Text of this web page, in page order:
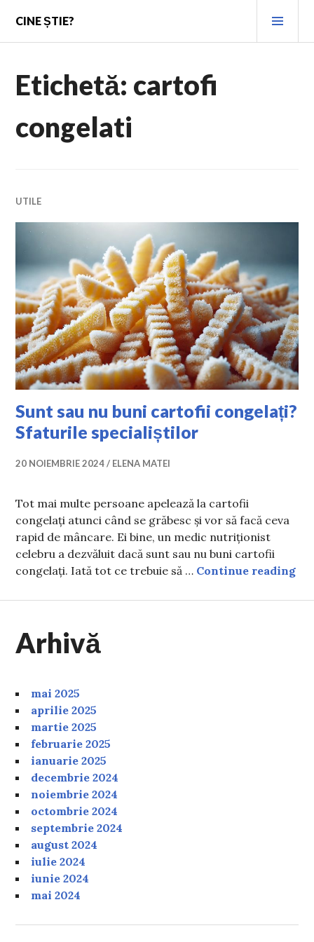
content
CINE ȘTIE?
Etichetă: cartofi
congelati
UTILE
Sunt sau nu buni cartofii congelați?
Sfaturile specialiștilor
20 NOIEMBRIE 2024 ELENA MATEI
Tot mai multe persoane apelează la cartofii
congelați atunci când se grăbesc și vor să facă ceva
rapid de mâncare. Ei bine, un medic nutriționist
celebru a dezvăluit dacă sunt sau nu buni cartofii
congelați. Iată tot ce trebuie să … Continue reading
Arhivă
mai 2025
aprilie 2025
martie 2025
februarie 2025
ianuarie 2025
decembrie 2024
noiembrie 2024
octombrie 2024
septembrie 2024
august 2024
iulie 2024
iunie 2024
mai 2024